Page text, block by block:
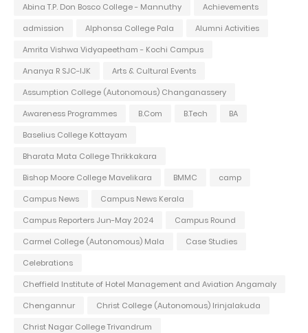
Abina T.P. Don Bosco College - Mannuthy
Achievements
admission
Alphonsa College Pala
Alumni Activities
Amrita Vishwa Vidyapeetham - Kochi Campus
Ananya R SJC-IJK
Arts & Cultural Events
Assumption College (Autonomous) Changanassery
Awareness Programmes
B.Com B.Tech
BA
Baselius College Kottayam
Bharata Mata College Thrikkakara
Bishop Moore College Mavelikara
BMMC
camp
Campus News
Campus News Kerala
Campus Reporters Jun-May 2024
Campus Round
Carmel College (Autonomous) Mala
Case Studies
Celebrations
Cheffield Institute of Hotel Management and Aviation Angamaly
Chengannur
Christ College (Autonomous) Irinjalakuda
Christ Nagar College Trivandrum